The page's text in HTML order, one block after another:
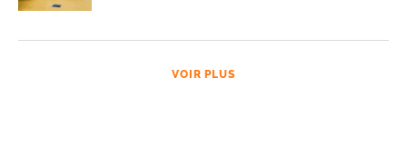
VOIR PLUS